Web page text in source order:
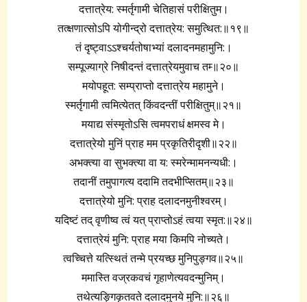
दत्तात्रेय: स्मर्तृगामी चेतिहासं परीक्षितुम‌।
तत्क्षणात्सोऽपि योगीन्द्रो दत्तात्रेय: समुत्थित:॥१९॥
तं दृष्ट्वाऽऽश्चर्यतोषाभ्यां दलादनमहामुनि:।
सम्पूज्याग्रे निषीदन्तं दत्तात्रेयमुवाच तम्‍॥२०॥
मयोपहूत: सम्प्राप्तो दत्तात्रेय महामुने।
स्मर्तृगामी त्वमित्येतत्‌ किंवदन्तीं परीक्षितुम्‌॥२१॥
मयाद्य संस्मृतोऽसि त्वमपराधं क्षमस्व मे।
दत्तात्रेयो मुनिं प्राह मम प्रकृतिरीदृशी॥२२॥
अभक्त्या वा सुभक्त्या वा य: स्मरेन्मामनन्यधी:।
तदानीं तमुपागत्य ददामि तदभीप्सितम्‌॥२३॥
दत्तात्रेयो मुनि: प्राह दलादनमुनीश्वरम्‌।
यदिष्टं तद्‌ वृणीष्व त्वं यत्‌ प्राप्तोऽहं त्वया स्मृत:॥२४॥
दत्तात्रेयं मुनि: प्राह मया किमपि नोच्यते।
त्वच्चित्ते यत्स्थितं तन्मे प्रयच्छ मुनिपुङ्गव॥२५॥
ममास्ति वज्रकवचं गृहाणेत्यवदन्मुनिम्‌।
तथेत्यङ्गिकृतवते दलादमुनये मुनि:॥२६॥